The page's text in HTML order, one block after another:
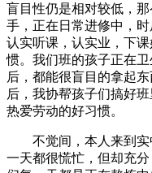
盲目性仍是相对较低，
手，正在日常进修中，
认实听课，认实业，下
惯。我们班的孩子正在
后，都能很盲目的拿起
后，我协帮孩子们搞好
热爱劳动的好习惯。
不觉间，本人来到实
一天都很慌忙，但却充